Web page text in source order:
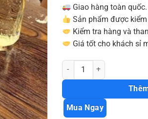
Giao hàng toàn quốc.
Sản phẩm được
Kiểm tra hàng và
Giá tốt cho khách sỉ
Bình đựng nước thủy tinh
Mua Ngay